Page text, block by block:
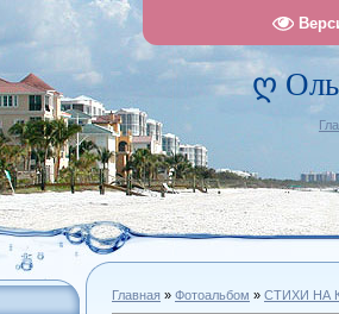
ღ
Главная » Фотоальбом » СТИХИ НА